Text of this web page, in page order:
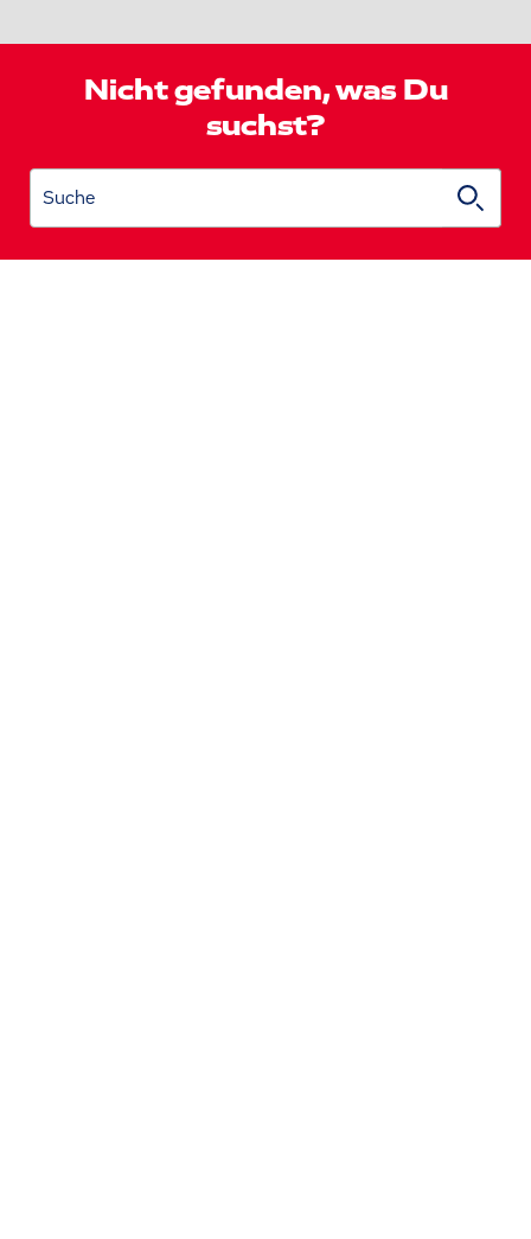
Nicht gefunden, was Du
suchst?
Suche